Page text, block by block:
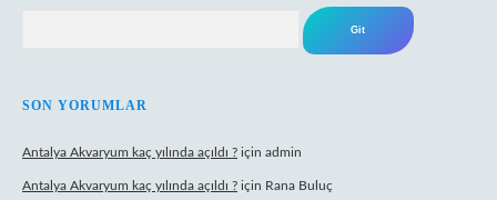
SON YORUMLAR
Antalya Akvaryum kaç yılında açıldı ? için admin
Antalya Akvaryum kaç yılında açıldı ? için Rana Buluç